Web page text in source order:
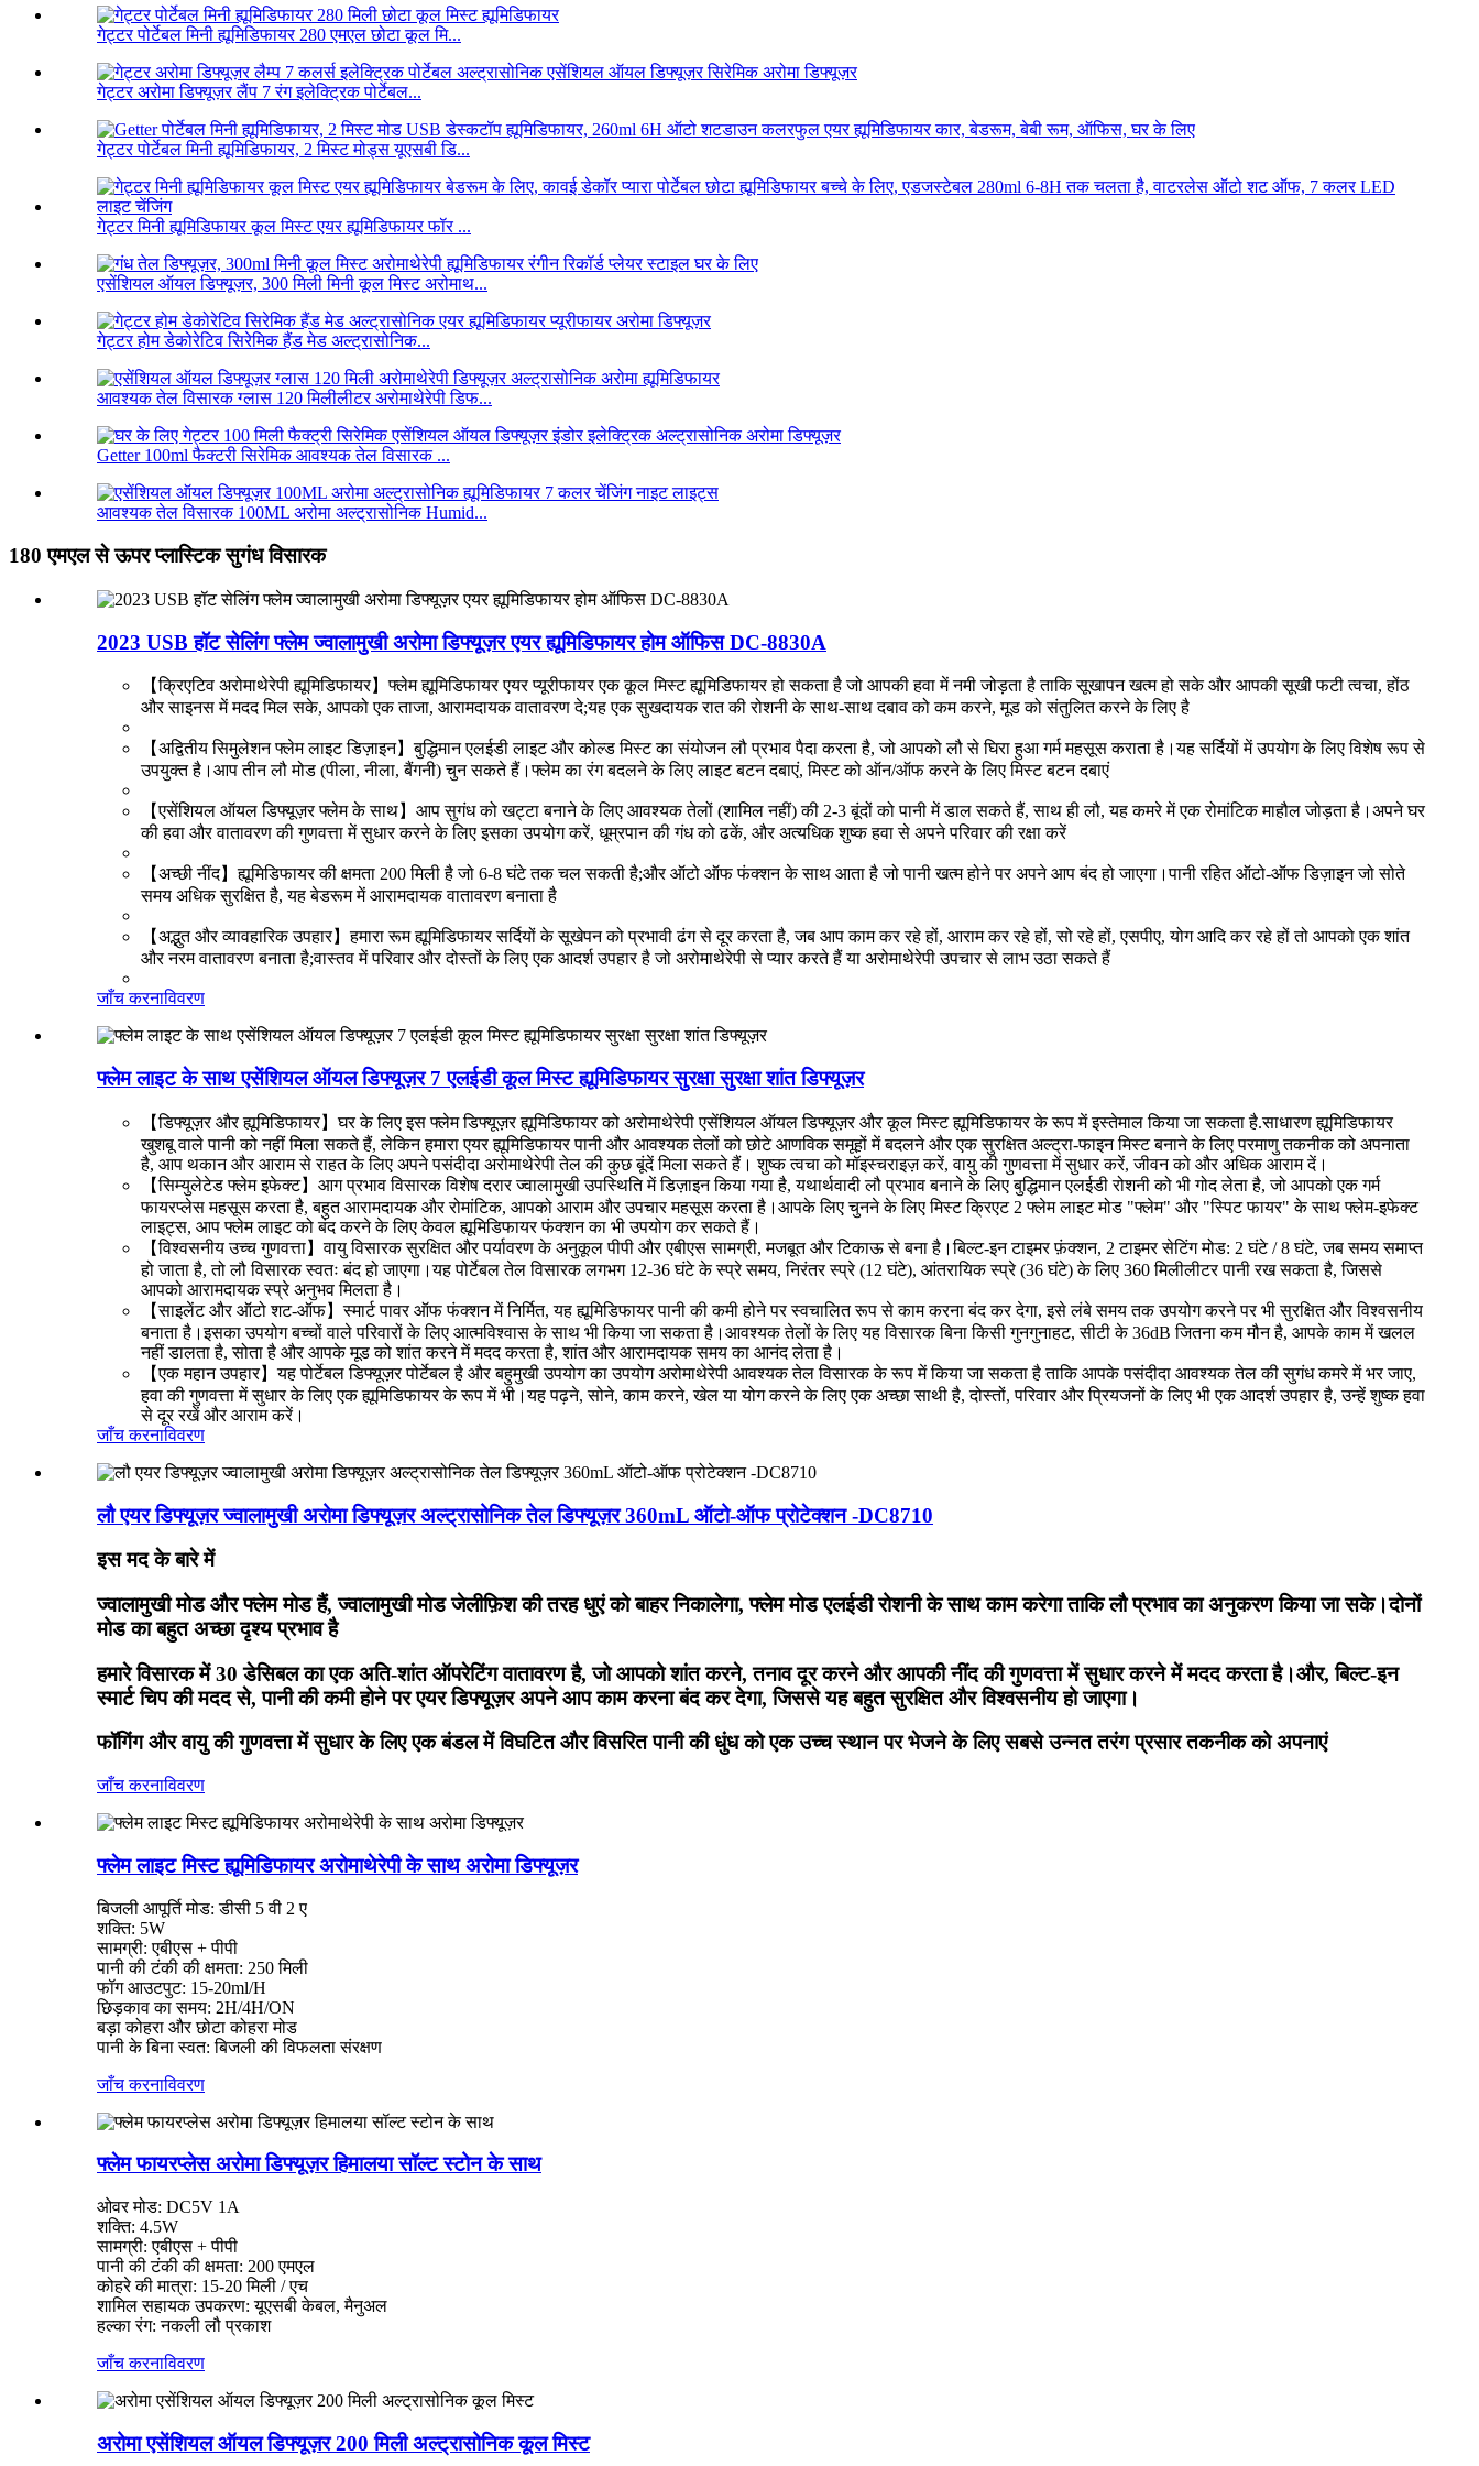
गेट्टर पोर्टेबल मिनी ह्यूमिडिफायर 280 एमएल छोटा कूल मि...
गेट्टर अरोमा डिफ्यूज़र लैंप 7 रंग इलेक्ट्रिक पोर्टेबल...
गेट्टर पोर्टेबल मिनी ह्यूमिडिफायर, 2 मिस्ट मोड्स यूएसबी डि...
गेट्टर मिनी ह्यूमिडिफायर कूल मिस्ट एयर ह्यूमिडिफायर फॉर ...
एसेंशियल ऑयल डिफ्यूज़र, 300 मिली मिनी कूल मिस्ट अरोमाथ...
गेट्टर होम डेकोरेटिव सिरेमिक हैंड मेड अल्ट्रासोनिक...
आवश्यक तेल विसारक ग्लास 120 मिलीलीटर अरोमाथेरेपी डिफ...
Getter 100ml फैक्टरी सिरेमिक आवश्यक तेल विसारक ...
आवश्यक तेल विसारक 100ML अरोमा अल्ट्रासोनिक Humid...
180 एमएल से ऊपर प्लास्टिक सुगंध विसारक
2023 USB हॉट सेलिंग फ्लेम ज्वालामुखी अरोमा डिफ्यूज़र एयर ह्यूमिडिफायर होम ऑफिस DC-8830A
【क्रिएटिव अरोमाथेरेपी ह्यूमिडिफायर】फ्लेम ह्यूमिडिफायर एयर प्यूरीफायर एक कूल मिस्ट ह्यूमिडिफायर हो सकता है जो आपकी हवा में नमी जोड़ता है ताकि सूखापन खत्म हो सके और आपकी सूखी फटी त्वचा, होंठ
और साइनस में मदद मिल सके, आपको एक ताजा, आरामदायक वातावरण दे;यह एक सुखदायक रात की रोशनी के साथ-साथ दबाव को कम करने, मूड को संतुलित करने के लिए है
【अद्वितीय सिमुलेशन फ्लेम लाइट डिज़ाइन】बुद्धिमान एलईडी लाइट और कोल्ड मिस्ट का संयोजन लौ प्रभाव पैदा करता है, जो आपको लौ से घिरा हुआ गर्म महसूस कराता है।यह सर्दियों में उपयोग के लिए विशेष रूप से
उपयुक्त है।आप तीन लौ मोड (पीला, नीला, बैंगनी) चुन सकते हैं।फ्लेम का रंग बदलने के लिए लाइट बटन दबाएं, मिस्ट को ऑन/ऑफ करने के लिए मिस्ट बटन दबाएं
【एसेंशियल ऑयल डिफ्यूज़र फ्लेम के साथ】आप सुगंध को खट्टा बनाने के लिए आवश्यक तेलों (शामिल नहीं) की 2-3 बूंदों को पानी में डाल सकते हैं, साथ ही लौ, यह कमरे में एक रोमांटिक माहौल जोड़ता है।अपने घर
की हवा और वातावरण की गुणवत्ता में सुधार करने के लिए इसका उपयोग करें, धूम्रपान की गंध को ढकें, और अत्यधिक शुष्क हवा से अपने परिवार की रक्षा करें
【अच्छी नींद】ह्यूमिडिफायर की क्षमता 200 मिली है जो 6-8 घंटे तक चल सकती है;और ऑटो ऑफ फंक्शन के साथ आता है जो पानी खत्म होने पर अपने आप बंद हो जाएगा।पानी रहित ऑटो-ऑफ डिज़ाइन जो सोते
समय अधिक सुरक्षित है, यह बेडरूम में आरामदायक वातावरण बनाता है
【अद्भुत और व्यावहारिक उपहार】हमारा रूम ह्यूमिडिफायर सर्दियों के सूखेपन को प्रभावी ढंग से दूर करता है, जब आप काम कर रहे हों, आराम कर रहे हों, सो रहे हों, एसपीए, योग आदि कर रहे हों तो आपको एक शांत
और नरम वातावरण बनाता है;वास्तव में परिवार और दोस्तों के लिए एक आदर्श उपहार है जो अरोमाथेरेपी से प्यार करते हैं या अरोमाथेरेपी उपचार से लाभ उठा सकते हैं
जाँच करनाविवरण
फ्लेम लाइट के साथ एसेंशियल ऑयल डिफ्यूज़र 7 एलईडी कूल मिस्ट ह्यूमिडिफायर सुरक्षा सुरक्षा शांत डिफ्यूज़र
【डिफ्यूज़र और ह्यूमिडिफायर】घर के लिए इस फ्लेम डिफ्यूज़र ह्यूमिडिफायर को अरोमाथेरेपी एसेंशियल ऑयल डिफ्यूज़र और कूल मिस्ट ह्यूमिडिफायर के रूप में इस्तेमाल किया जा सकता है.साधारण ह्यूमिडिफायर
खुशबू वाले पानी को नहीं मिला सकते हैं, लेकिन हमारा एयर ह्यूमिडिफायर पानी और आवश्यक तेलों को छोटे आणविक समूहों में बदलने और एक सुरक्षित अल्ट्रा-फाइन मिस्ट बनाने के लिए परमाणु तकनीक को अपनाता
है, आप थकान और आराम से राहत के लिए अपने पसंदीदा अरोमाथेरेपी तेल की कुछ बूंदें मिला सकते हैं। शुष्क त्वचा को मॉइस्चराइज़ करें, वायु की गुणवत्ता में सुधार करें, जीवन को और अधिक आराम दें।
【सिम्युलेटेड फ्लेम इफेक्ट】आग प्रभाव विसारक विशेष दरार ज्वालामुखी उपस्थिति में डिज़ाइन किया गया है, यथार्थवादी लौ प्रभाव बनाने के लिए बुद्धिमान एलईडी रोशनी को भी गोद लेता है, जो आपको एक गर्म
फायरप्लेस महसूस करता है, बहुत आरामदायक और रोमांटिक, आपको आराम और उपचार महसूस करता है।आपके लिए चुनने के लिए मिस्ट क्रिएट 2 फ्लेम लाइट मोड "फ्लेम" और "स्पिट फायर" के साथ फ्लेम-इफेक्ट
लाइट्स, आप फ्लेम लाइट को बंद करने के लिए केवल ह्यूमिडिफायर फंक्शन का भी उपयोग कर सकते हैं।
【विश्वसनीय उच्च गुणवत्ता】वायु विसारक सुरक्षित और पर्यावरण के अनुकूल पीपी और एबीएस सामग्री, मजबूत और टिकाऊ से बना है।बिल्ट-इन टाइमर फ़ंक्शन, 2 टाइमर सेटिंग मोड: 2 घंटे / 8 घंटे, जब समय समाप्त
हो जाता है, तो लौ विसारक स्वतः बंद हो जाएगा।यह पोर्टेबल तेल विसारक लगभग 12-36 घंटे के स्प्रे समय, निरंतर स्प्रे (12 घंटे), आंतरायिक स्प्रे (36 घंटे) के लिए 360 मिलीलीटर पानी रख सकता है, जिससे
आपको आरामदायक स्प्रे अनुभव मिलता है।
【साइलेंट और ऑटो शट-ऑफ】स्मार्ट पावर ऑफ फंक्शन में निर्मित, यह ह्यूमिडिफायर पानी की कमी होने पर स्वचालित रूप से काम करना बंद कर देगा, इसे लंबे समय तक उपयोग करने पर भी सुरक्षित और विश्वसनीय
बनाता है।इसका उपयोग बच्चों वाले परिवारों के लिए आत्मविश्वास के साथ भी किया जा सकता है।आवश्यक तेलों के लिए यह विसारक बिना किसी गुनगुनाहट, सीटी के 36dB जितना कम मौन है, आपके काम में खलल
नहीं डालता है, सोता है और आपके मूड को शांत करने में मदद करता है, शांत और आरामदायक समय का आनंद लेता है।
【एक महान उपहार】यह पोर्टेबल डिफ्यूज़र पोर्टेबल है और बहुमुखी उपयोग का उपयोग अरोमाथेरेपी आवश्यक तेल विसारक के रूप में किया जा सकता है ताकि आपके पसंदीदा आवश्यक तेल की सुगंध कमरे में भर जाए,
हवा की गुणवत्ता में सुधार के लिए एक ह्यूमिडिफायर के रूप में भी।यह पढ़ने, सोने, काम करने, खेल या योग करने के लिए एक अच्छा साथी है, दोस्तों, परिवार और प्रियजनों के लिए भी एक आदर्श उपहार है, उन्हें शुष्क हवा
से दूर रखें और आराम करें।
जाँच करनाविवरण
लौ एयर डिफ्यूज़र ज्वालामुखी अरोमा डिफ्यूज़र अल्ट्रासोनिक तेल डिफ्यूज़र 360mL ऑटो-ऑफ प्रोटेक्शन -DC8710
इस मद के बारे में
ज्वालामुखी मोड और फ्लेम मोड हैं, ज्वालामुखी मोड जेलीफ़िश की तरह धुएं को बाहर निकालेगा, फ्लेम मोड एलईडी रोशनी के साथ काम करेगा ताकि लौ प्रभाव का अनुकरण किया जा सके।दोनों
मोड का बहुत अच्छा दृश्य प्रभाव है
हमारे विसारक में 30 डेसिबल का एक अति-शांत ऑपरेटिंग वातावरण है, जो आपको शांत करने, तनाव दूर करने और आपकी नींद की गुणवत्ता में सुधार करने में मदद करता है।और, बिल्ट-इन
स्मार्ट चिप की मदद से, पानी की कमी होने पर एयर डिफ्यूज़र अपने आप काम करना बंद कर देगा, जिससे यह बहुत सुरक्षित और विश्वसनीय हो जाएगा।
फॉगिंग और वायु की गुणवत्ता में सुधार के लिए एक बंडल में विघटित और विसरित पानी की धुंध को एक उच्च स्थान पर भेजने के लिए सबसे उन्नत तरंग प्रसार तकनीक को अपनाएं
जाँच करनाविवरण
फ्लेम लाइट मिस्ट ह्यूमिडिफायर अरोमाथेरेपी के साथ अरोमा डिफ्यूज़र
बिजली आपूर्ति मोड: डीसी 5 वी 2 ए
शक्ति: 5W
सामग्री: एबीएस + पीपी
पानी की टंकी की क्षमता: 250 मिली
फॉग आउटपुट: 15-20ml/H
छिड़काव का समय: 2H/4H/ON
बड़ा कोहरा और छोटा कोहरा मोड
पानी के बिना स्वत: बिजली की विफलता संरक्षण
जाँच करनाविवरण
फ्लेम फायरप्लेस अरोमा डिफ्यूज़र हिमालया सॉल्ट स्टोन के साथ
ओवर मोड: DC5V 1A
शक्ति: 4.5W
सामग्री: एबीएस + पीपी
पानी की टंकी की क्षमता: 200 एमएल
कोहरे की मात्रा: 15-20 मिली / एच
शामिल सहायक उपकरण: यूएसबी केबल, मैनुअल
हल्का रंग: नकली लौ प्रकाश
जाँच करनाविवरण
अरोमा एसेंशियल ऑयल डिफ्यूज़र 200 मिली अल्ट्रासोनिक कूल मिस्ट